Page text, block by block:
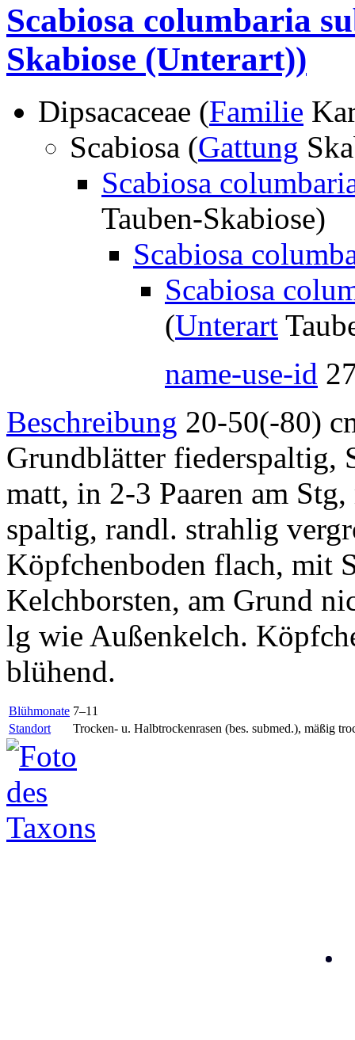
Scabiosa columbaria
Skabiose (Unterart))
Dipsacaceae (Familie
Scabiosa (Gattung
Scabiosa
Tauben-Skabiose)
Scabiosa
Scabiosa
(Unterart
name-use-id
Beschreibung 20-50(-80)
Grundblätter fiederspaltig,
matt, in 2-3 Paaren am
spaltig, randl. strahlig
Köpfchenboden flach, mit
Kelchborsten, am Grund
lg wie Außenkelch.
blühend.
Blühmonate 7–11
Standort
Trocken- u. Halbtrockenrasen (bes. submed.), mäßig